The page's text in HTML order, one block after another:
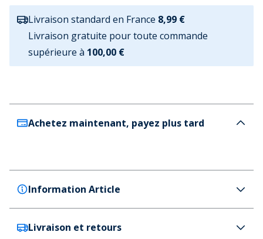
Livraison standard en France 8,99 €
Livraison gratuite pour toute commande
supérieure à 100,00 €
Achetez maintenant, payez plus tard
Information Article
Henleys
Livraison et retours